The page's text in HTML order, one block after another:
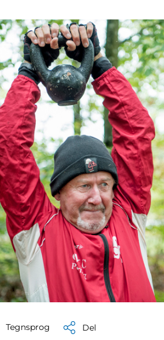
Tegnsprog Del